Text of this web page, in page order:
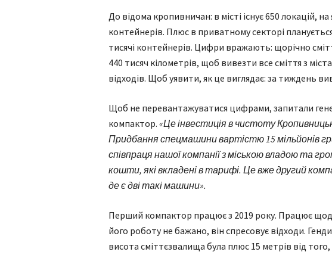
До відома кропивничан: в місті існує 650 локацій,
контейнерів. Плюс в приватному секторі
тисячі контейнерів. Цифри вражають: щорічно
440 тисяч кілометрів, щоб вивезти все сміття з
відходів. Щоб уявити, як це виглядає: за тиждень
Щоб не перевантажуватися цифрами, запитали
компактор. «Це інвестиція в чистоту
Придбання спецмашини вартістю 15 мільйонів
співпраця нашої компанії з міською владою та
кошти, які вкладені в тарифі. Це вже другий
де є дві такі машини».
Перший компактор працює з 2019 року. Працює
його роботу не бажано, він спресовує відходи.
висота сміттєзвалища була плюс 15 метрів від